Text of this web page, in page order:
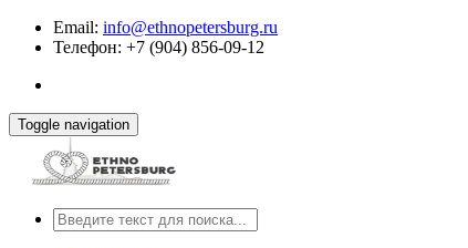
Email: info@ethnopetersburg.ru
Телефон: +7 (904) 856-09-12
Toggle navigation